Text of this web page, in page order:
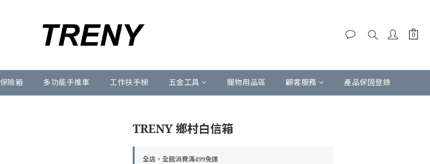
保險箱 多功能手推車 工作扶手梯 五金工具 寵物用品區 顧客服務 產品保固登錄
TRENY 鄉村白信箱
全店，全館消費滿499免運